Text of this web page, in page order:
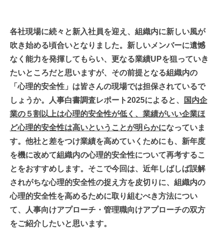
各社現場に続々と新入社員を迎え、組織内に新しい風が
吹き始める頃合いとなりました。新しいメンバーに遺憾
なく能力を発揮してもらい、更なる業績UPを狙っていき
たいところだと思いますが、その前提となる組織内の
「心理的安全性」は皆さんの現場では担保されているで
しょうか。人事白書調査レポート2025によると、
国内企
業の５割以上は心理的安全性が低く、 業績がいい企業ほ
ど心理的安全性は高いということが明らかになっていま
す。他社と差をつけ業績を高めていくためにも、新年度
を機に改めて組織内の心理的安全性について再考するこ
とをおすすめします。そこで今回は、近年しばしば誤解
されがちな心理的安全性の捉え方を皮切りに、組織内の
心理的安全性を高めるために取り組むべき方法につい
て、人事向けアプローチ・管理職向けアプローチの双方
をご紹介したいと思います。